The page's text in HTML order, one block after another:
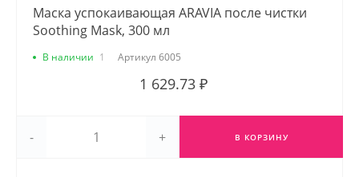
Маска успокаивающая ARAVIA после чистки
Soothing Mask, 300 мл
В наличии 1 Артикул 6005
1 629.73 ₽
- + В КОРЗИНУ